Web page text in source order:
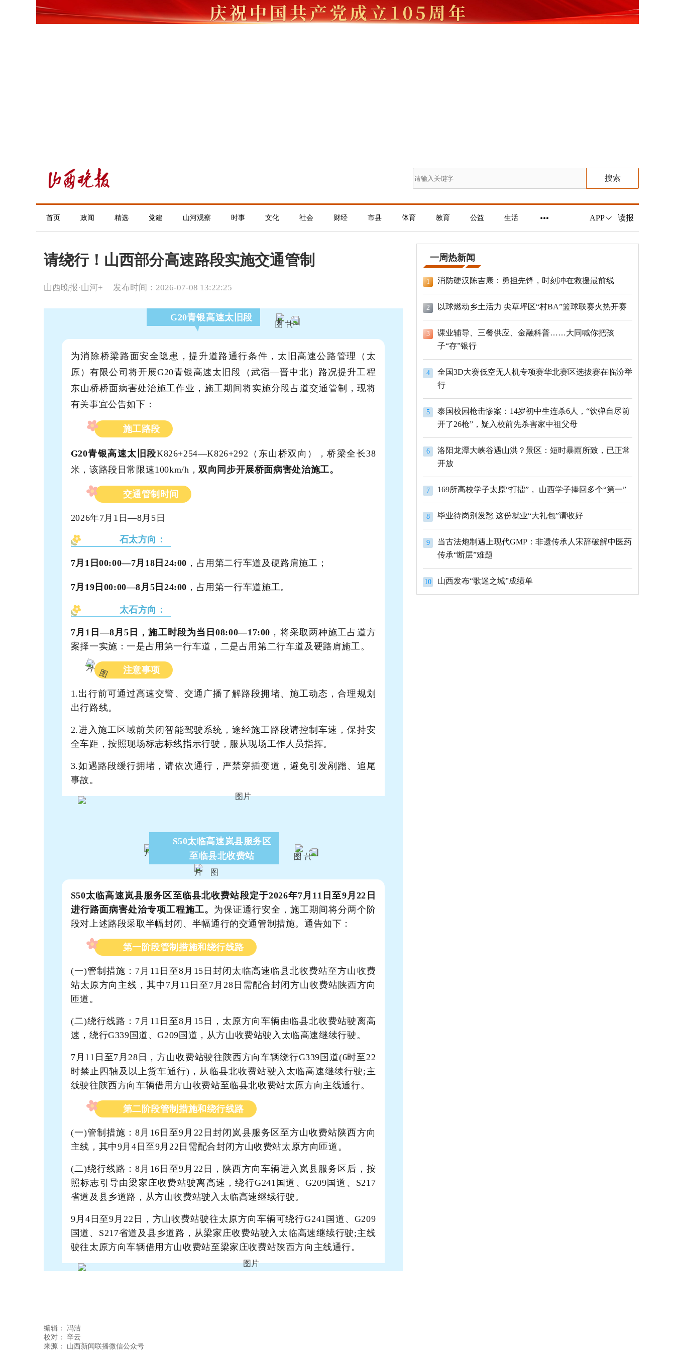
搜索
首页 政闻 精选 党建 山河观察 时事 文化 社会 财经 市县 体育 教育 公益 生活 APP 读报
请绕行！山西部分高速路段实施交通管制
山西晚报·山河+ 发布时间：2026-07-08 13:22:25
G20青银高速太旧段
为消除桥梁路面安全隐患，提升道路通行条件，太旧高速公路管理（太
原）有限公司将开展G20青银高速太旧段（武宿—晋中北）路况提升工程
东山桥桥面病害处治施工作业，施工期间将实施分段占道交通管制，现将
有关事宜公告如下：
施工路段
G20青银高速太旧段K826+254—K826+292（东山桥双向），桥梁全长38
米，该路段日常限速100km/h，双向同步开展桥面病害处治施工。
交通管制时间
2026年7月1日—8月5日
石太方向：
7月1日00:00—7月18日24:00 ，占用第二行车道及硬路肩施工；
7月19日00:00—8月5日24:00 ，占用第一行车道施工。
太石方向：
7月1日—8月5日，施工时段为当日08:00—17:00 ， 将采取两种施工占道方
案择一实施：一是占用第一行车道，二是占用第二行车道及硬路肩施工。
注意事项
1.出行前可通过高速交警、交通广播了解路段拥堵、施工动态，合理规划
出行路线。
2.进入施工区域前关闭智能驾驶系统，途经施工路段请控制车速，保持安
全车距，按照现场标志标线指示行驶，服从现场工作人员指挥。
3.如遇路段缓行拥堵，请依次通行，严禁穿插变道，避免引发剐蹭、追尾
事故。
S50太临高速岚县服务区
至临县北收费站
S50太临高速岚县服务区至临县北收费站段定于2026年7月11日至9月22日
进行路面病害处治专项工程施工。 为保证通行安全，施工期间将分两个阶
段对上述路段采取半幅封闭、半幅通行的交通管制措施。通告如下：
第一阶段管制措施和绕行线路
(一)管制措施：7月11日至8月15日封闭太临高速临县北收费站至方山收费
站太原方向主线，其中7月11日至7月28日需配合封闭方山收费站陕西方向
匝道。
(二)绕行线路：7月11日至8月15日，太原方向车辆由临县北收费站驶离高
速，绕行G339国道、G209国道，从方山收费站驶入太临高速继续行驶。
7月11日至7月28日，方山收费站驶往陕西方向车辆绕行G339国道(6时至22
时禁止四轴及以上货车通行)，从临县北收费站驶入太临高速继续行驶;主
线驶往陕西方向车辆借用方山收费站至临县北收费站太原方向主线通行。
第二阶段管制措施和绕行线路
(一)管制措施：8月16日至9月22日封闭岚县服务区至方山收费站陕西方向
主线，其中9月4日至9月22日需配合封闭方山收费站太原方向匝道。
(二)绕行线路：8月16日至9月22日，陕西方向车辆进入岚县服务区后，按
照标志引导由梁家庄收费站驶离高速，绕行G241国道、G209国道、S217
省道及县乡道路，从方山收费站驶入太临高速继续行驶。
9月4日至9月22日，方山收费站驶往太原方向车辆可绕行G241国道、G209
国道、S217省道及县乡道路，从梁家庄收费站驶入太临高速继续行驶;主线
驶往太原方向车辆借用方山收费站至梁家庄收费站陕西方向主线通行。
编辑： 冯洁
校对： 辛云
一周热新闻
1 消防硬汉陈吉康：勇担先锋，时刻冲在救援最前线
2 以球燃动乡土活力 尖草坪区“村BA”篮球联赛火热开赛
3
课业辅导、三餐供应、金融科普……大同喊你把孩
子“存”银行
4
全国3D大赛低空无人机专项赛华北赛区选拔赛在临汾举
行
5
泰国校园枪击惨案：14岁初中生连杀6人，“饮弹自尽前
开了26枪”，疑入校前先杀害家中祖父母
6
洛阳龙潭大峡谷遇山洪？景区：短时暴雨所致，已正常
开放
7 169所高校学子太原“打擂”， 山西学子捧回多个“第一”
8 毕业待岗别发愁 这份就业“大礼包”请收好
9
当古法炮制遇上现代GMP：非遗传承人宋辞破解中医药
传承“断层”难题
10 山西发布“歌迷之城”成绩单